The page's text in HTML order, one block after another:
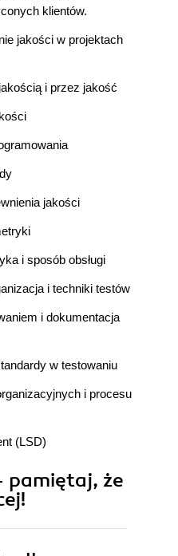
klientów.
jakości w projektach
i przez jakość
jakości
i sposób obsługi
i techniki testów
i dokumentacja
w testowaniu
i procesu
(LSD)
pamiętaj, że